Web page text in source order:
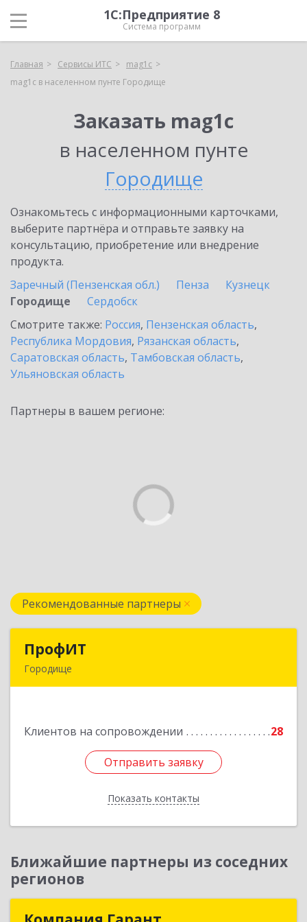
1С:Предприятие 8
Система программ
Главная Сервисы ИТС
mag1c
mag1c в населенном пунте Городище
Заказать mag1c
в населенном пунте
Городище
Ознакомьтесь с информационными карточками,
выберите партнёра и отправьте заявку на
консультацию, приобретение или внедрение
продукта.
Заречный (Пензенская обл.)
Пенза
Кузнецк
Городище
Сердобск
Смотрите также: Россия, Пензенская область,
Республика Мордовия, Рязанская область,
Саратовская область, Тамбовская область,
Ульяновская область
Партнеры в вашем регионе:
Рекомендованные партнеры
ПрофИТ
Городище
Клиентов на сопровождении 28
Отправить заявку
Показать контакты
Подробнее
Отправить заявку
Назад
Ближайшие партнеры из соседних
регионов